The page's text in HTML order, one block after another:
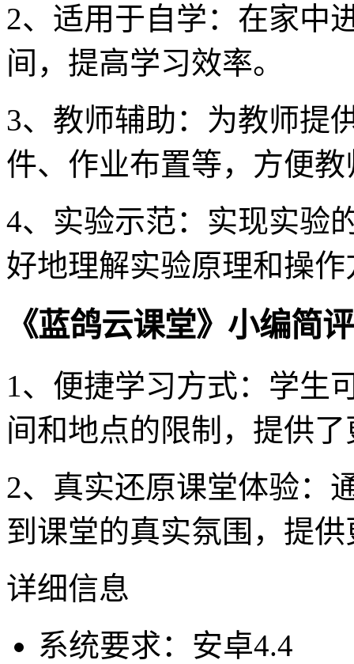
2、适用于自学：在家中
间，提高学习效率。
3、教师辅助：为教师提
件、作业布置等，方便
4、实验示范：实现实验
好地理解实验原理和操作
《蓝鸽云课堂》小编简
1、便捷学习方式：学生
间和地点的限制，提供
2、真实还原课堂体验：
到课堂的真实氛围，提
详细信息
系统要求：安卓4.4